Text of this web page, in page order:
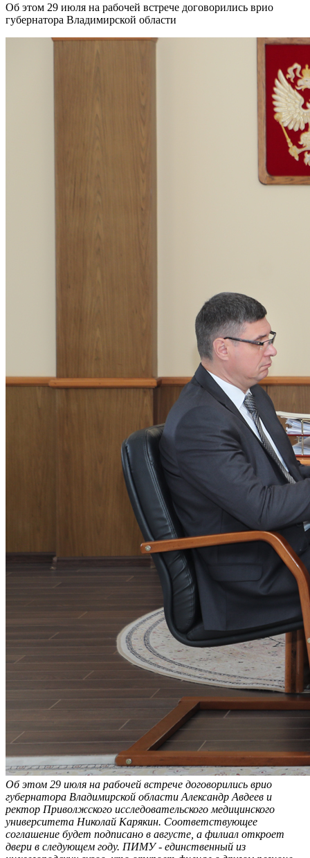
Об этом 29 июля на рабочей встрече договорились врио
губернатора Владимирской области
Об этом 29 июля на рабочей встрече договорились врио
губернатора Владимирской области Александр Авдеев и
ректор Приволжского исследовательского медицинского
университета Николай Карякин. Соответствующее
соглашение будет подписано в августе, а филиал откроет
двери в следующем году. ПИМУ - единственный из